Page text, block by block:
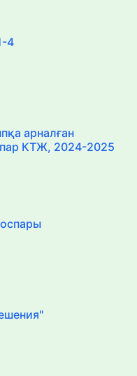
4
арналған
КТЖ, 2024-2025